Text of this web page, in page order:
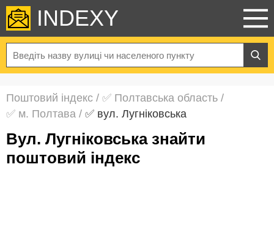
INDEXY
Поштовий індекс / ✅ Полтавська область /
✅ м. Полтава / ✅ вул. Лугніковська
вул. Лугніковська знайти
поштовий індекс